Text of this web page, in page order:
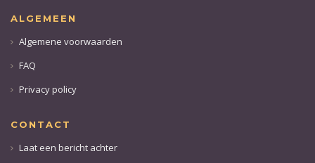
ALGEMEEN
Algemene voorwaarden
FAQ
Privacy policy
CONTACT
Laat een bericht achter